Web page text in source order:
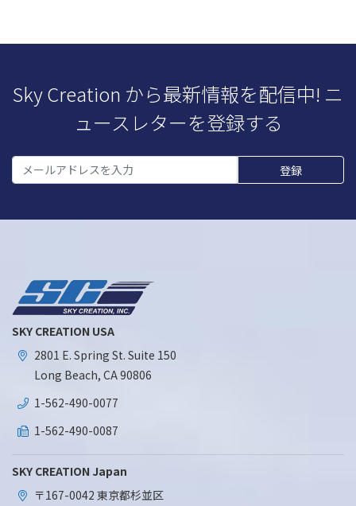
Sky Creation から最新情報を配信中! ニ
ュースレターを登録する
SKY CREATION USA
2801 E. Spring St. Suite 150
Long Beach, CA 90806
1-562-490-0077
1-562-490-0087
SKY CREATION Japan
〒167-0042 東京都杉並区